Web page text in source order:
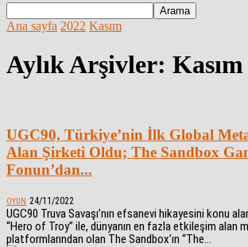
Ana sayfa 2022 Kasım
Aylık Arşivler: Kasım
UGC90, Türkiye’nin İlk Global
Alan Şirketi Oldu; The Sandbox
Fonun’dan...
OYUN 24/11/2022
UGC90 Truva Savaşı’nın efsanevi hikayesini konu
“Hero of Troy” ile, dünyanın en fazla etkileşim alan
platformlarından olan The Sandbox’ın “The...